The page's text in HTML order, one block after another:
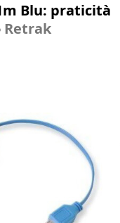
Blu: praticità
Retrak